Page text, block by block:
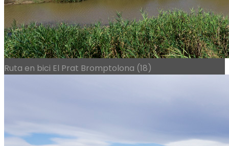
Ruta en bici El Prat Bromptolona (18)